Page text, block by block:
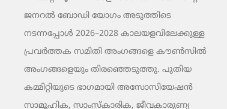
ജനറൽ ബോഡി യോഗം അടുത്തിടെ
നടന്നപ്പോൾ 2026–2028 കാലയളവിലേക്കുള്ള
പ്രവർത്തക സമിതി അംഗങ്ങളെ കൗൺസിൽ
അംഗങ്ങളെയും തിരഞ്ഞെടുത്തു. പുതിയ
കമ്മിറ്റിയുടെ ഭാഗമായി അസോസിയേഷൻ
സാമൂഹിക, സാംസ്‌കാരിക, ജീവകാരുണ്യ